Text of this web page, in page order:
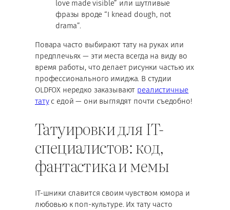
love made visible” или шутливые
фразы вроде “I knead dough, not
drama”.
Повара часто выбирают тату на руках или
предплечьях — эти места всегда на виду во
время работы, что делает рисунки частью их
профессионального имиджа. В студии
OLDFOX нередко заказывают реалистичные
татус едой — они выглядят почти съедобно!
Татуировки для IT-
специалистов: код,
фантастика и мемы
IT-шники славится своим чувством юмора и
любовью к поп-культуре. Их тату часто